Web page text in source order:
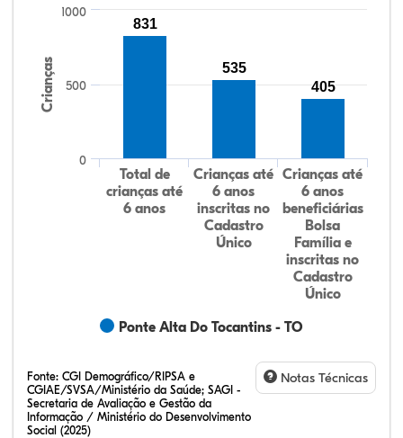
Crianças
Ponte Alta Do Tocantins - TO
Total de
crianças até
6 anos
Crianças até
6 anos
inscritas no
Cadastro
Único
Crianças até
6 anos
beneficiárias
Bolsa
Família e
inscritas no
Cadastro
Único
0
1000
500
831
535
405
Fonte: CGI Demográfico/RIPSA e
CGIAE/SVSA/Ministério da Saúde; SAGI -
Secretaria de Avaliação e Gestão da
Informação / Ministério do Desenvolvimento
Social (2025)
Notas Técnicas